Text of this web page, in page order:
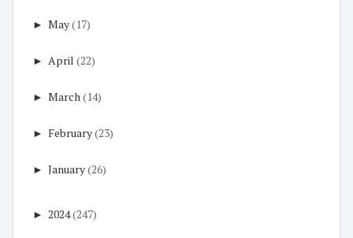
► May(17)
► April (22)
► March(14)
► February(23)
► January(26)
► 2024(247)